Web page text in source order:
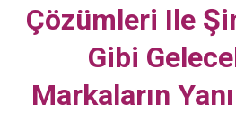
Çözümleri Ile
Gibi
Markaların